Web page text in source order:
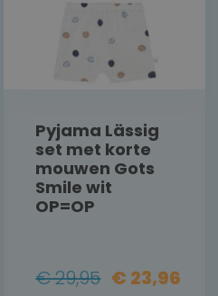
Pyjama Lässig
set met korte
mouwen Gots
Smile wit
OP=OP
€ 29,95 € 23,96